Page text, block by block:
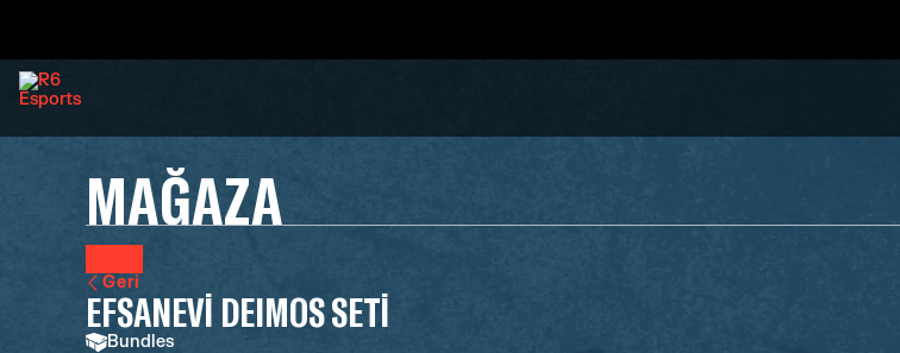
MAĞAZA
Geri
EFSANEVİ DEIMOS SETİ
Bundles